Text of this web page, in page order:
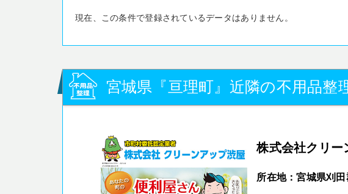
現在、この条件で登録されているデータはありません。
宮城県『亘理町』近隣の不用品整
株式会社クリ
所在地：宮城県刈